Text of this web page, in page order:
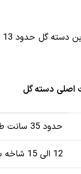
دسته گل
حدود 35 سانت طول و عرض 20 سانت
12 الی 15 شاخه بسته به اندازه گل